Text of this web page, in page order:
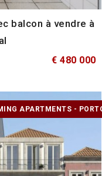
balcon à vendre à
€ 480 000
APARTMENTS -